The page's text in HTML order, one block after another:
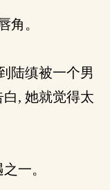
角。
陆缜被一个男
, 她就觉得太
一。